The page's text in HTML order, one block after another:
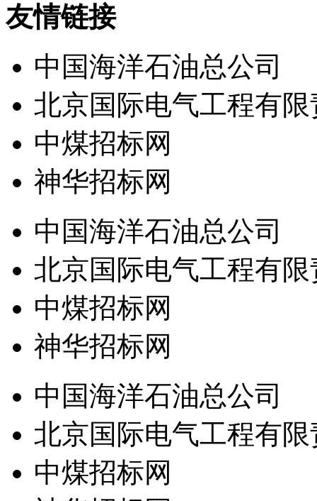
友情链接
中国海洋石油总公司
北京国际电气工程有
中煤招标网
神华招标网
中国海洋石油总公司
北京国际电气工程有
中煤招标网
神华招标网
中国海洋石油总公司
北京国际电气工程有
中煤招标网